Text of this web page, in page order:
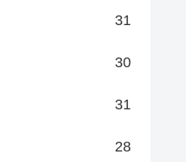
31
30
31
28